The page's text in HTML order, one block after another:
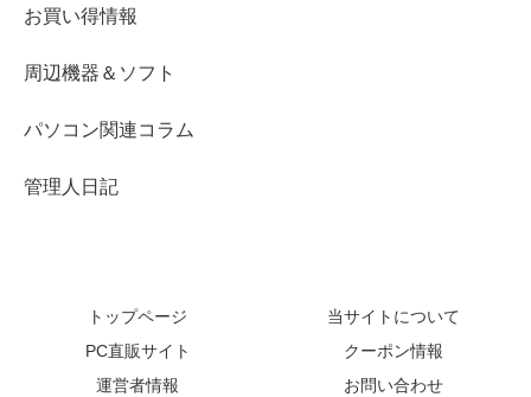
お買い得情報
周辺機器＆ソフト
パソコン関連コラム
管理人日記
トップページ
当サイトについて
PC直販サイト
クーポン情報
運営者情報
お問い合わせ